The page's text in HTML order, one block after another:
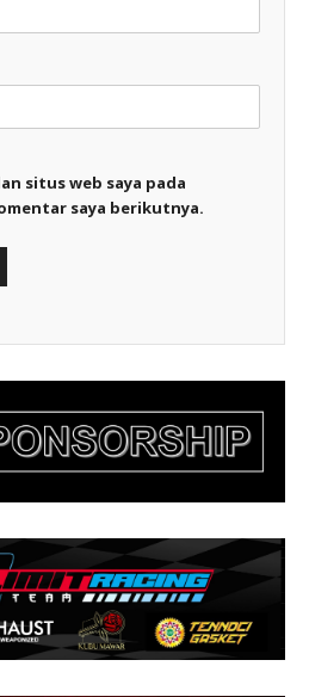
situs web saya pada
saya berikutnya.